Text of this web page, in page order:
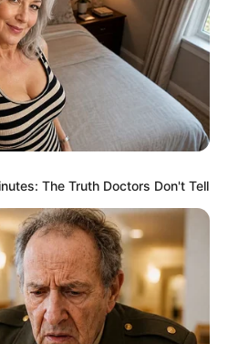
The Truth Doctors Don't Tell